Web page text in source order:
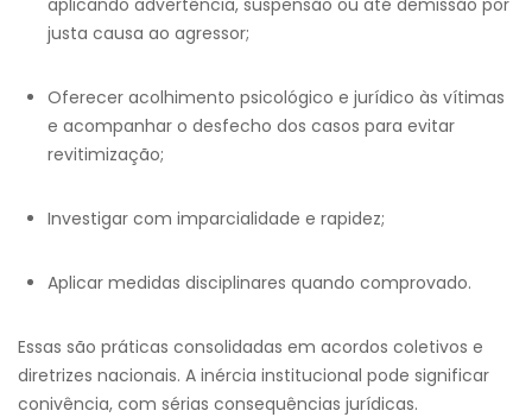
aplicando advertência, suspensão ou até demissão por
justa causa ao agressor;
Oferecer acolhimento psicológico e jurídico às vítimas
e acompanhar o desfecho dos casos para evitar
revitimização;
Investigar com imparcialidade e rapidez;
Aplicar medidas disciplinares quando comprovado.
Essas são práticas consolidadas em acordos coletivos e
diretrizes nacionais. A inércia institucional pode significar
conivência, com sérias consequências jurídicas.